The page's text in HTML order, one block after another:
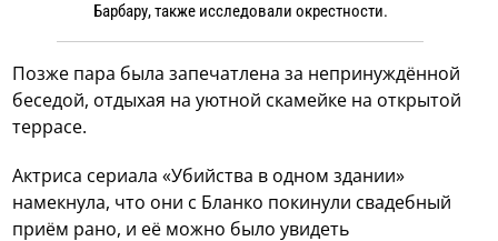
Барбару, также исследовали окрестности.
Позже пара была запечатлена за непринуждённой
беседой, отдыхая на уютной скамейке на открытой
террасе.
Актриса сериала «Убийства в одном здании»
намекнула, что они с Бланко покинули свадебный
приём рано, и её можно было увидеть